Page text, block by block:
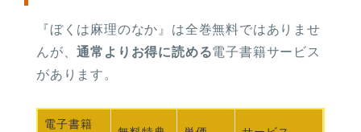
『ぼくは麻理のなか』は全巻無料ではありませ
んが、通常よりお得に読める電子書籍サービス
があります。
電子書籍